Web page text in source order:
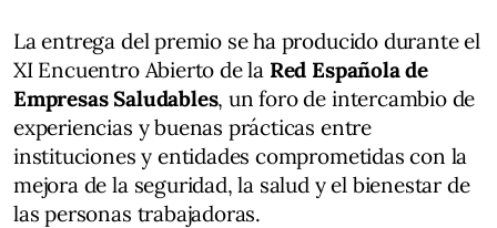
La entrega del premio se ha producido durante el
XI Encuentro Abierto de la Red Española de
Empresas Saludables, un foro de intercambio de
experiencias y buenas prácticas entre
instituciones y entidades comprometidas con la
mejora de la seguridad, la salud y el bienestar de
las personas trabajadoras.